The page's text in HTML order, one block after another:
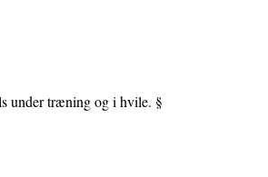
under træning og i hvile. §